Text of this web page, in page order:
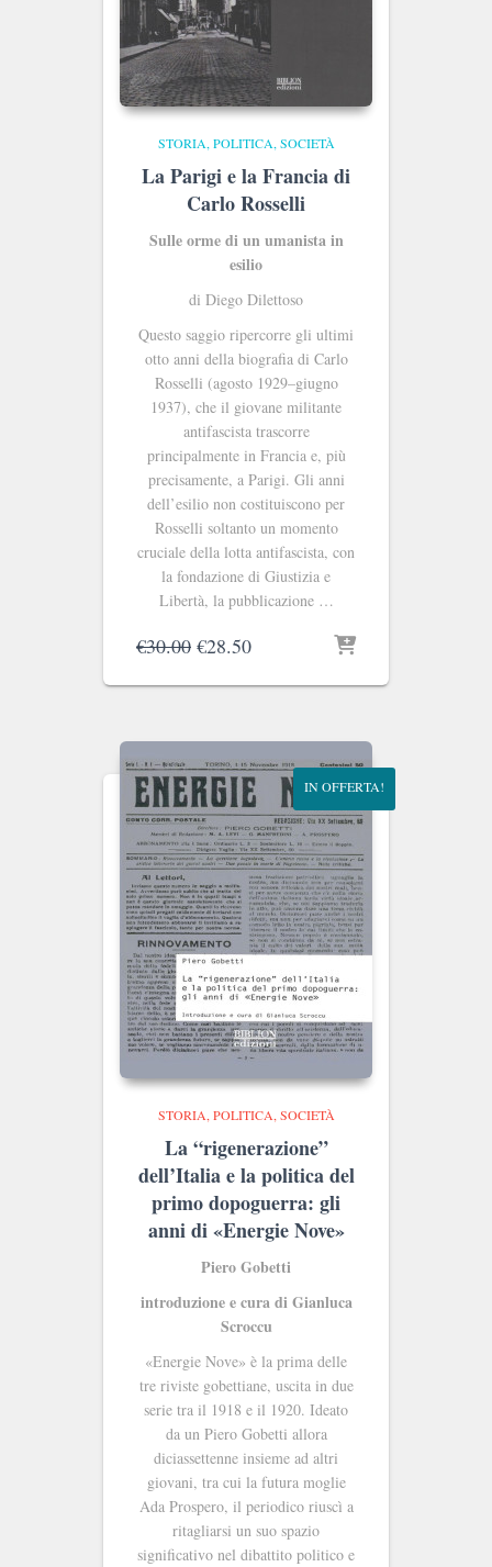
STORIA, POLITICA, SOCIETÀ
La Parigi e la Francia di
Carlo Rosselli
Sulle orme di un umanista in
esilio
di Diego Dilettoso
Questo saggio ripercorre gli ultimi
otto anni della biografia di Carlo
Rosselli (agosto 1929–giugno
1937), che il giovane militante
antifascista trascorre
principalmente in Francia e, più
precisamente, a Parigi. Gli anni
dell’esilio non costituiscono per
Rosselli soltanto un momento
cruciale della lotta antifascista, con
la fondazione di Giustizia e
Libertà, la pubblicazione …
€30.00 Il
originale
€30.00.
€28.50Il
attuale
€28.50.
IN OFFERTA!
STORIA, POLITICA, SOCIETÀ
La “rigenerazione”
dell’Italia e la politica del
primo dopoguerra: gli
anni di «Energie Nove»
Piero Gobetti
introduzione e cura di Gianluca
Scroccu
«Energie Nove» è la prima delle
tre riviste gobettiane, uscita in due
serie tra il 1918 e il 1920. Ideato
da un Piero Gobetti allora
diciassettenne insieme ad altri
giovani, tra cui la futura moglie
Ada Prospero, il periodico riuscì a
ritagliarsi un suo spazio
significativo nel dibattito politico e